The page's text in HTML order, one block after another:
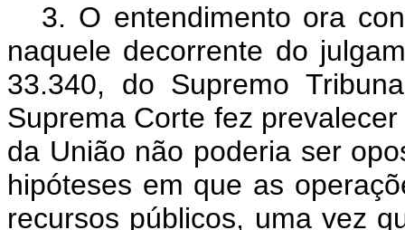
3. O entendimento ora
naquele decorrente do
33.340, do Supremo
Suprema Corte fez
da União não poderia ser
hipóteses em que as
recursos públicos, uma vez